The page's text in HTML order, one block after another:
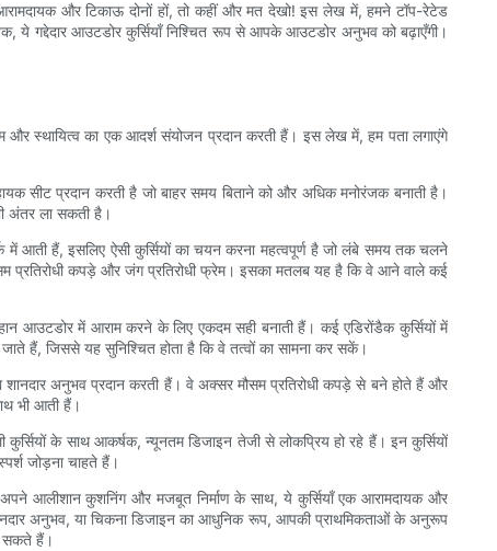
और टिकाऊ दोनों हों, तो कहीं और मत देखो! इस लेख में, हमने टॉप-रेटेड
गद्देदार आउटडोर कुर्सियाँ निश्चित रूप से आपके आउटडोर अनुभव को बढ़ाएँगी।
और स्थायित्व का एक आदर्श संयोजन प्रदान करती हैं। इस लेख में, हम पता लगाएंगे
सीट प्रदान करती है जो बाहर समय बिताने को और अधिक मनोरंजक बनाती है।
अंतर ला सकती है।
में आती हैं, इसलिए ऐसी कुर्सियों का चयन करना महत्वपूर्ण है जो लंबे समय तक चलने
प्रतिरोधी कपड़े और जंग प्रतिरोधी फ्रेम। इसका मतलब यह है कि वे आने वाले कई
आउटडोर में आराम करने के लिए एकदम सही बनाती हैं। कई एडिरोंडैक कुर्सियों में
जाते हैं, जिससे यह सुनिश्चित होता है कि वे तत्वों का सामना कर सकें।
शानदार अनुभव प्रदान करती हैं। वे अक्सर मौसम प्रतिरोधी कपड़े से बने होते हैं और
भी आती हैं।
के साथ आकर्षक, न्यूनतम डिजाइन तेजी से लोकप्रिय हो रहे हैं। इन कुर्सियों
जोड़ना चाहते हैं।
अपने आलीशान कुशनिंग और मजबूत निर्माण के साथ, ये कुर्सियाँ एक आरामदायक और
अनुभव, या चिकना डिजाइन का आधुनिक रूप, आपकी प्राथमिकताओं के अनुरूप
सकते हैं।